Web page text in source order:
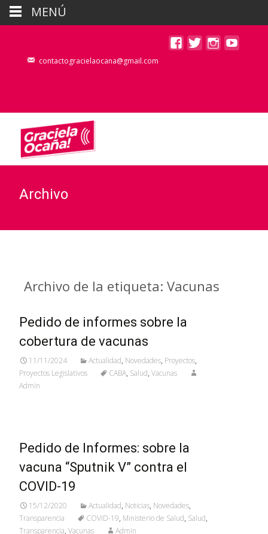
contactogracielaocana@gmail.com
Archivo
Archivo de la etiqueta: Vacunas
Pedido de informes sobre la
cobertura de vacunas
11/11/2024 Actualidad, Novedades, Proyectos,
Proyectos Legislativos
CABA, Salud, Vacunas
Admin
Pedido de Informes: sobre la
vacuna “Sputnik V” contra el
COVID-19
15/12/2020 Actualidad, Noticias, Novedades,
Transparencia
COVID-19, Ministerio de Salud, Salud,
Transparencia, Vacunas Admin
MENÚ